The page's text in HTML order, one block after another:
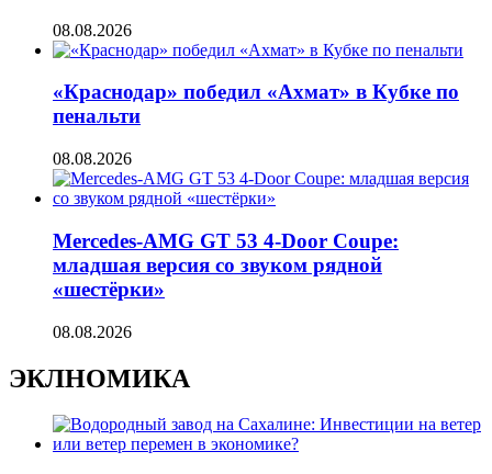
08.08.2026
«Краснодар» победил «Ахмат» в Кубке по
пенальти
08.08.2026
Mercedes-AMG GT 53 4-Door Coupe:
младшая версия со звуком рядной
«шестёрки»
08.08.2026
ЭКЛНОМИКА